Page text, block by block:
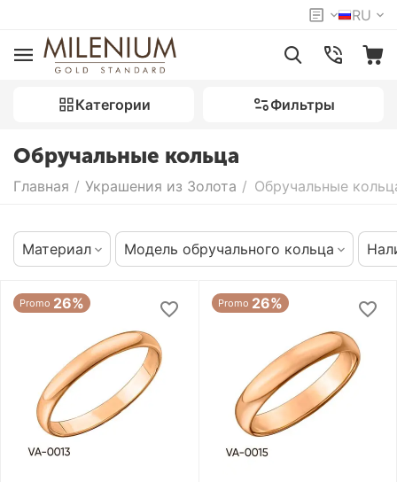
RU
Категории Фильтры
Обручальные кольца
Главная / Украшения из Золота / Обручальные
Материал Модель обручального кольца
Promo 26% Promo 26%